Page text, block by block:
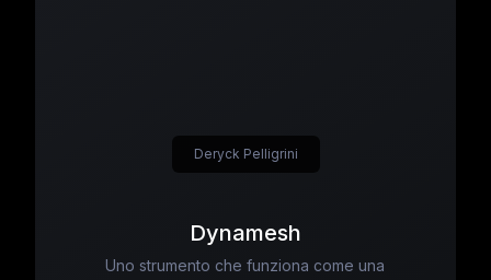
Dynamesh
Uno strumento che funziona come una
Deryck Pelligrini